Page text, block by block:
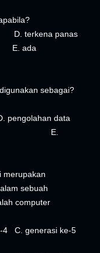
panas
ada
sebagai?
data
E.
merupakan
sebuah
computer
generasi ke-5